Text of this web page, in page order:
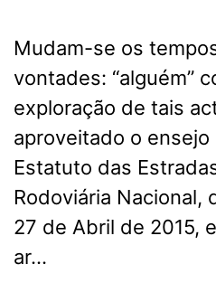
Mudam-se os
vontades: “alguém”
exploração de tais
aproveitado o
Estatuto das
Rodoviária Nacional,
27 de Abril de 2015,
ar…